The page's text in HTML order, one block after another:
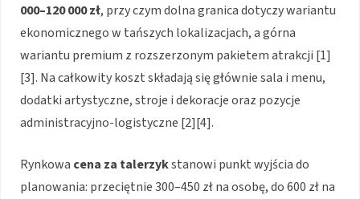
000–120 000 zł, przy czym dolna granica dotyczy wariantu
ekonomicznego w tańszych lokalizacjach, a górna
wariantu premium z rozszerzonym pakietem atrakcji [1]
[3]. Na całkowity koszt składają się głównie sala i menu,
dodatki artystyczne, stroje i dekoracje oraz pozycje
administracyjno-logistyczne [2][4].
Rynkowa cena za talerzykstanowi punkt wyjścia do
planowania: przeciętnie 300–450 zł na osobę, do 600 zł na